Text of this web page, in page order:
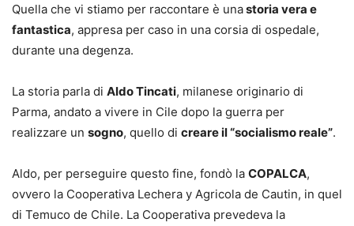
Quella che vi stiamo per raccontare è unastoria vera e
fantastica, appresa per caso in una corsia di ospedale,
durante una degenza.
La storia parla di Aldo Tincati, milanese originario di
Parma, andato a vivere in Cile dopo la guerra per
realizzare un sogno, quello di creare il “socialismo reale”.
Aldo, per perseguire questo fine, fondò la COPALCA,
ovvero la Cooperativa Lechera y Agricola de Cautin, in quel
di Temuco de Chile. La Cooperativa prevedeva la